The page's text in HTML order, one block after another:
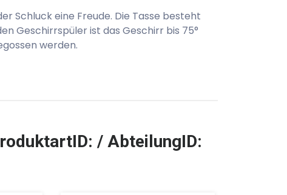
Schluck eine Freude. Die Tasse besteht
Geschirrspüler ist das Geschirr bis 75°
werden.
/ AbteilungID: